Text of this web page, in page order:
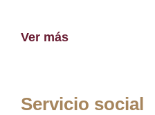
Ver más
Servicio social